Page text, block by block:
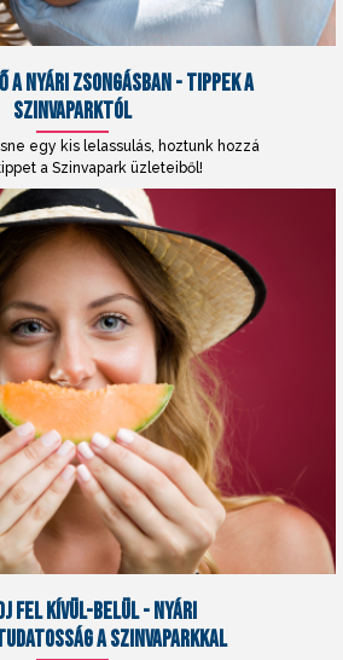
A NYÁRI ZSONGÁSBAN - TIPPEK A
SZINVAPARKTÓL
egy kis lelassulás, hoztunk hozzá
a Szinvapark üzleteiből!
FEL KÍVÜL-BELÜL - NYÁRI
A SZINVAPARKKAL